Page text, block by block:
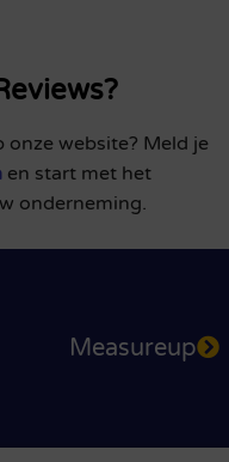
onze website? Meld je
en start met het
onderneming.
Measureup